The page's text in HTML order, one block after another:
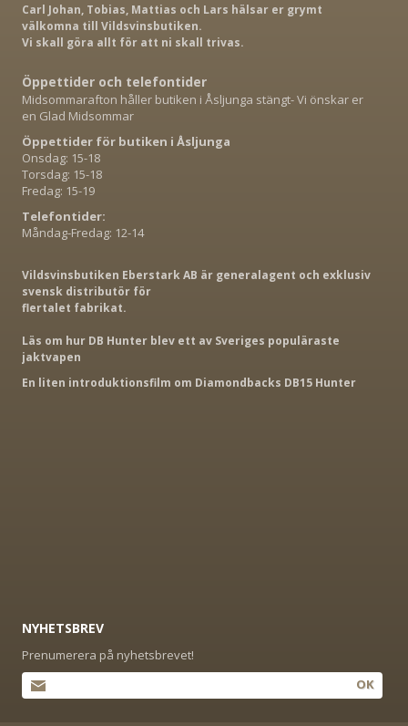
Carl Johan, Tobias, Mattias och Lars hälsar er grymt
välkomna till Vildsvinsbutiken.
Vi skall göra allt för att ni skall trivas.
Öppettider och telefontider
Midsommarafton håller butiken i Åsljunga stängt- Vi önskar er
en Glad Midsommar
Öppettider för butiken i Åsljunga
Onsdag: 15-18
Torsdag: 15-18
Fredag: 15-19
Telefontider:
Måndag-Fredag: 12-14
Vildsvinsbutiken Eberstark AB är generalagent och exklusiv
svensk distributör för
flertalet fabrikat.
Läs om hur DB Hunter blev ett av Sveriges populäraste
jaktvapen
En liten introduktionsfilm om Diamondbacks DB15 Hunter
NYHETSBREV
Prenumerera på nyhetsbrevet!
OK